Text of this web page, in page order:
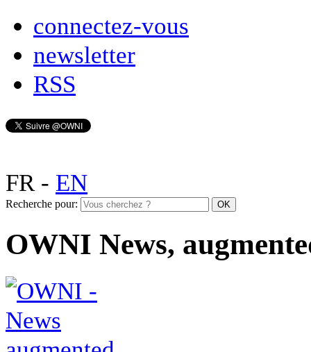
connectez-vous
newsletter
RSS
FR- EN
Recherche pour:
OWNI News,